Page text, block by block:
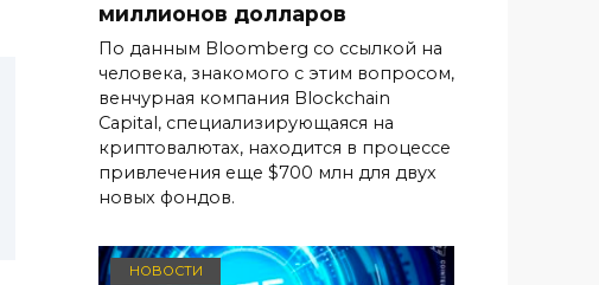
миллионов долларов
По данным Bloomberg со ссылкой на
человека, знакомого с этим вопросом,
венчурная компания Blockchain
Capital, специализирующаяся на
криптовалютах, находится в процессе
привлечения еще $700 млн для двух
новых фондов.
НОВОСТИ